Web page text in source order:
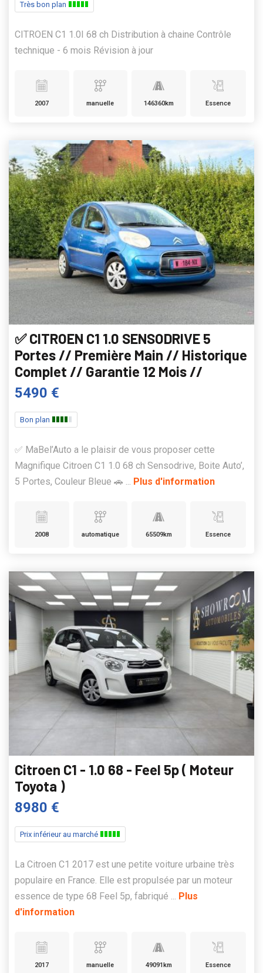
Très bon plan
CITROEN C1 1.0I 68 ch Distribution à chaine Contrôle
technique - 6 mois Révision à jour
2007 manuelle 146360km Essence
✅ CITROEN C1 1.0 SENSODRIVE 5
Portes // Première Main // Historique
Complet // Garantie 12 Mois //
5490 €
Bon plan
✅ MaBel’Auto a le plaisir de vous proposer cette
Magnifique Citroen C1 1.0 68 ch Sensodrive, Boite Auto’,
5 Portes, Couleur Bleue 🚗 ... Plus d'information
2008 automatique 65509km Essence
Citroen C1 - 1.0 68 - Feel 5p ( Moteur
Toyota )
8980 €
Prix inférieur au marché
La Citroen C1 2017 est une petite voiture urbaine très
populaire en France. Elle est propulsée par un moteur
essence de type 68 Feel 5p, fabriqué ... Plus
d'information
2017 manuelle 49091km Essence